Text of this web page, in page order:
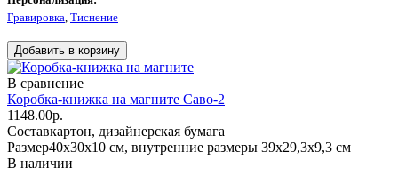
Гравировка Тиснение
В сравнение
Коробка-книжка на магните Саво-2
1148.00р.
Составкартон, дизайнерская бумага
Размер40х30х10 см, внутренние размеры 39х29,3х9,3 см
В наличии